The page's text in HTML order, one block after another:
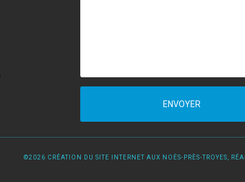
ENVOYER
©2026 CRÉATION DU SITE INTERNET AUX NOËS-PRÈS-TROYES,